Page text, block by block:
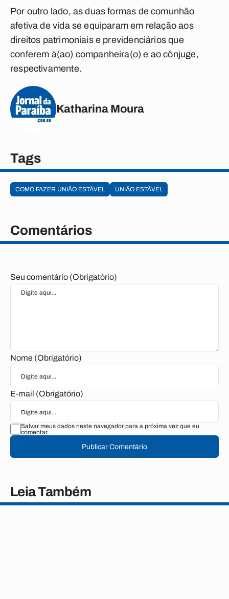
Por outro lado, as duas formas de comunhão
afetiva de vida se equiparam em relação aos
direitos patrimoniais e previdenciários que
conferem à(ao) companheira(o) e ao cônjuge,
respectivamente.
Katharina Moura
Tags
COMO FAZER UNIÃO ESTÁVEL UNIÃO ESTÁVEL
Comentários
Seu comentário (Obrigatório)
Nome (Obrigatório)
E-mail (Obrigatório)
Salvar meus dados neste navegador para a próxima vez que eu
comentar.
Publicar Comentário
Leia Também